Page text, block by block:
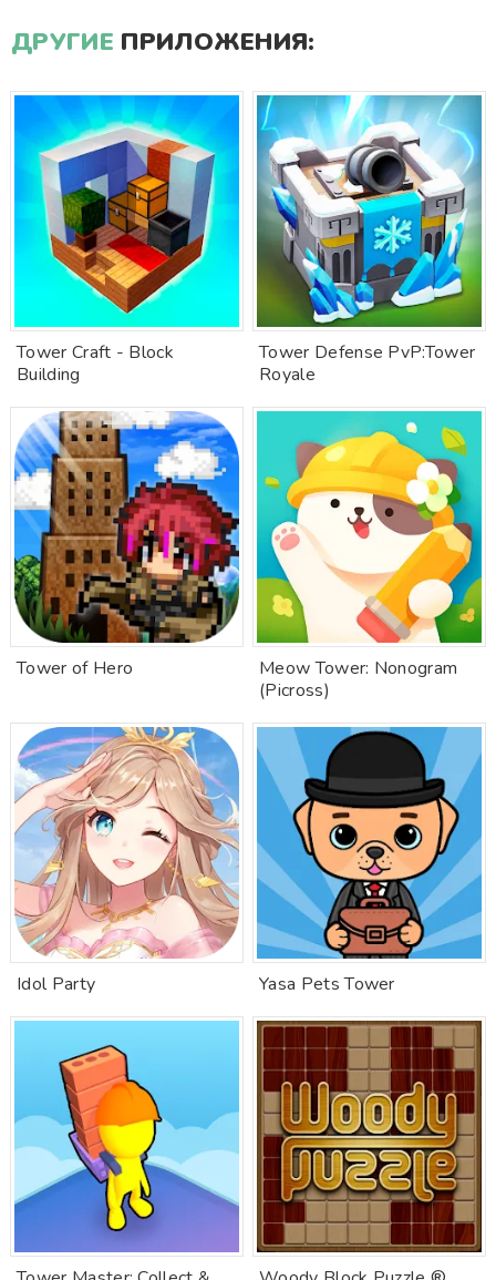
ДРУГИЕ ПРИЛОЖЕНИЯ:
Tower Craft - Block
Building
Tower Defense PvP:Tower
Royale
Tower of Hero
Meow Tower: Nonogram
(Picross)
Idol Party Yasa Pets Tower